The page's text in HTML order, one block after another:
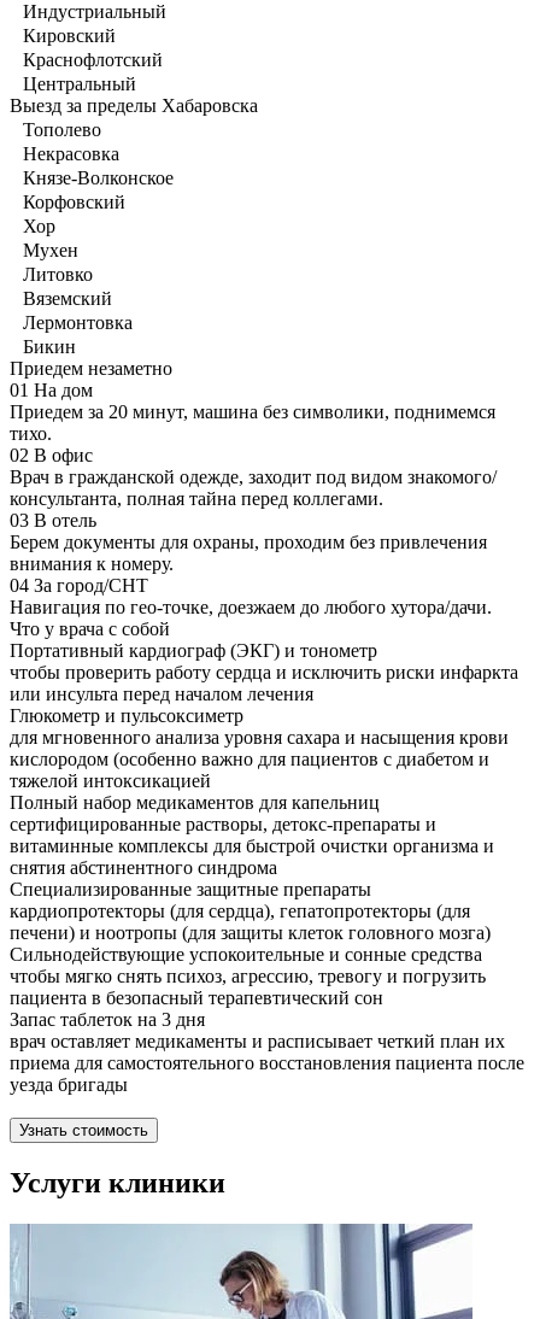
Индустриальный
Кировский
Краснофлотский
Центральный
Выезд за пределы Хабаровска
Тополево
Некрасовка
Князе-Волконское
Корфовский
Хор
Мухен
Литовко
Вяземский
Лермонтовка
Бикин
Приедем незаметно
01 На дом
Приедем за 20 минут, машина без символики, поднимемся
тихо.
02 В офис
Врач в гражданской одежде, заходит под видом знакомого/
консультанта, полная тайна перед коллегами.
03 В отель
Берем документы для охраны, проходим без привлечения
внимания к номеру.
04 За город/СНТ
Навигация по гео-точке, доезжаем до любого хутора/дачи.
Что у врача с собой
Портативный кардиограф (ЭКГ) и тонометр
чтобы проверить работу сердца и исключить риски инфаркта
или инсульта перед началом лечения
Глюкометр и пульсоксиметр
для мгновенного анализа уровня сахара и насыщения крови
кислородом (особенно важно для пациентов с диабетом и
тяжелой интоксикацией
Полный набор медикаментов для капельниц
сертифицированные растворы, детокс-препараты и
витаминные комплексы для быстрой очистки организма и
снятия абстинентного синдрома
Специализированные защитные препараты
кардиопротекторы (для сердца), гепатопротекторы (для
печени) и ноотропы (для защиты клеток головного мозга)
Сильнодействующие успокоительные и сонные средства
чтобы мягко снять психоз, агрессию, тревогу и погрузить
пациента в безопасный терапевтический сон
Запас таблеток на 3 дня
врач оставляет медикаменты и расписывает четкий план их
приема для самостоятельного восстановления пациента после
уезда бригады
Узнать стоимость
Услуги клиники